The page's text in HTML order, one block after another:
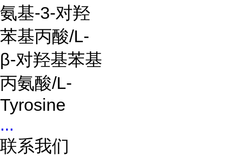
氨基-3-对羟
苯基丙酸/L-
β-对羟基苯基
丙氨酸/L-
Tyrosine
...
联系我们